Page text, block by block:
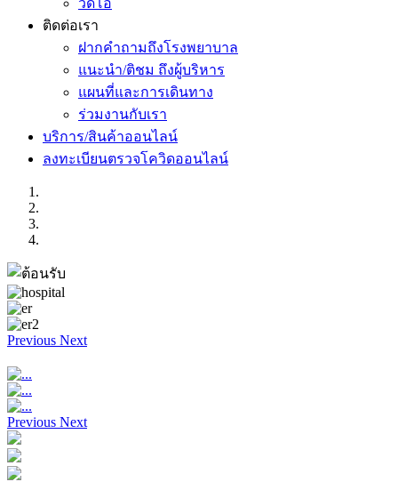
วีดีโอ
ติดต่อเรา
ฝากคำถามถึงโรงพยาบาล
แนะนำ/ติชม ถึงผู้บริหาร
แผนที่และการเดินทาง
ร่วมงานกับเรา
บริการ/สินค้าออนไลน์
ลงทะเบียนตรวจโควิดออนไลน์
Previous Next
Previous Next